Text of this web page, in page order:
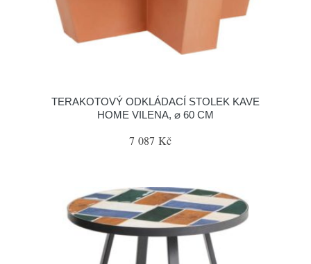
TERAKOTOVÝ ODKLÁDACÍ STOLEK KAVE
HOME VILENA, ⌀ 60 CM
7 087 Kč